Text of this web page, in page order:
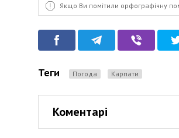
Якщо Ви помітили орфографічну
Теги Погода Карпати
Коментарі